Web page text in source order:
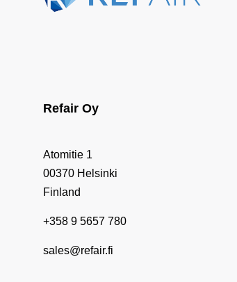
Refair Oy
Atomitie 1
00370 Helsinki
Finland
+358 9 5657 780
sales@refair.fi